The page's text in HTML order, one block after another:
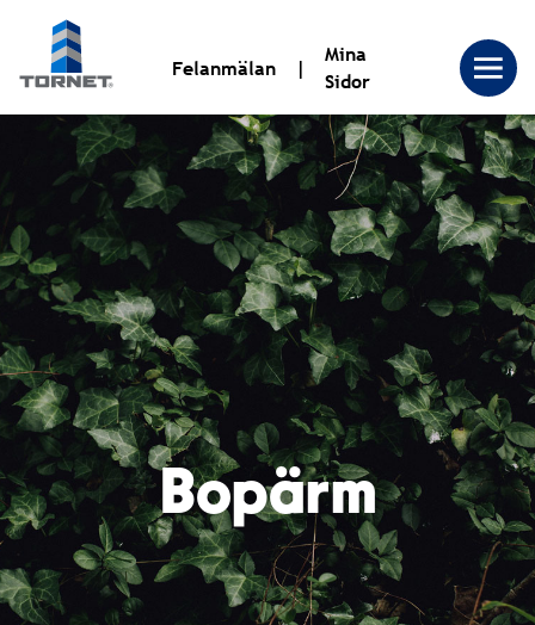
Tornet
Bostadsproduktion
AB
|
Tornet
Felanmälan
Mina
Sidor
Bopärm